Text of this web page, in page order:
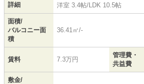
詳細
洋室 3.4帖/LDK 10.5帖
面積/
バルコニー面
積
36.41㎡/-
賃料 7.3万円
管理費・
共益費
敷金/